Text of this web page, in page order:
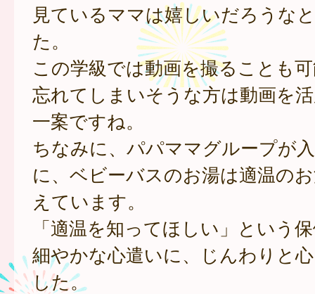
見ているママは嬉しいだろうな
た。
この学級では動画を撮ることも
忘れてしまいそうな方は動画を
一案ですね。
ちなみに、パパママグループが
に、ベビーバスのお湯は適温の
えています。
「適温を知ってほしい」という
細やかな心遣いに、じんわりと
した。